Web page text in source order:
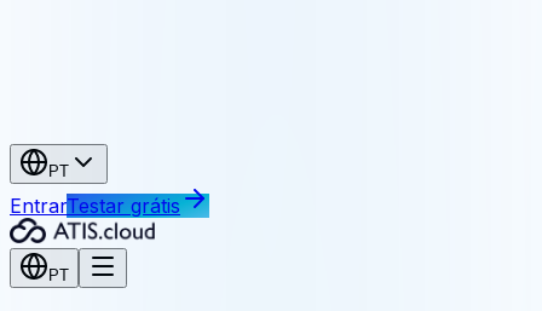
PT
EntrarTestar grátis
PT